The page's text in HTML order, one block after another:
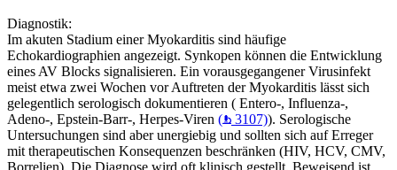
Diagnostik:
Im akuten Stadium einer Myokarditis sind häufige
Echokardiographien angezeigt. Synkopen können die Entwicklung
eines AV Blocks signalisieren. Ein vorausgegangener Virusinfekt
meist etwa zwei Wochen vor Auftreten der Myokarditis lässt sich
gelegentlich serologisch dokumentieren ( Entero-, Influenza-,
Adeno-, Epstein-Barr-, Herpes-Viren ( 3107)). Serologische
Untersuchungen sind aber unergiebig und sollten sich auf Erreger
mit therapeutischen Konsequenzen beschränken (HIV, HCV, CMV,
Borrelien). Die Diagnose wird oft klinisch gestellt. Beweisend ist